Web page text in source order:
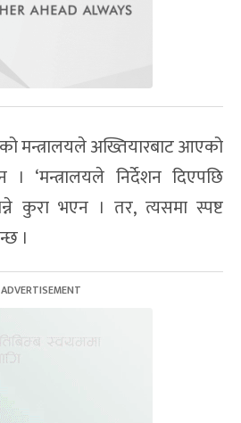
मन्त्रालयले अख्तियारबाट आएको
‘मन्त्रालयले निर्देशन दिएपछि
कुरा भएन । तर, त्यसमा स्पष्ट
।